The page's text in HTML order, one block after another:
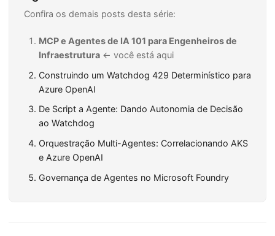
Confira os demais posts desta série:
MCP e Agentes de IA 101 para Engenheiros de
Infraestrutura ← você está aqui
Construindo um Watchdog 429 Determinístico para
Azure OpenAI
De Script a Agente: Dando Autonomia de Decisão
ao Watchdog
Orquestração Multi-Agentes: Correlacionando AKS
e Azure OpenAI
Governança de Agentes no Microsoft Foundry